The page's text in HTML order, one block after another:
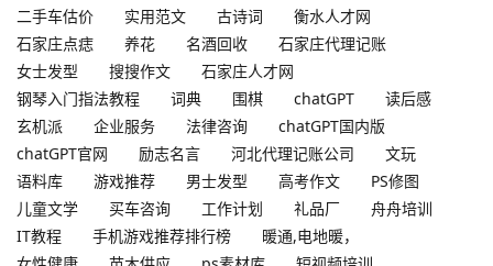
二手车估价
实用范文 古诗词
衡水人才网
石家庄点痣
养花 名酒回收
石家庄代理记账
女士发型
搜搜作文
石家庄人才网
钢琴入门指法教程
词典 围棋 chatGPT
读后感
玄机派
企业服务 法律咨询
chatGPT国内版
chatGPT官网
励志名言 河北代理记账公司
文玩
语料库
游戏推荐 男士发型 高考作文
PS修图
儿童文学
买车咨询 工作计划 礼品厂
舟舟培训
IT教程
手机游戏推荐排行榜
暖通,电地暖，